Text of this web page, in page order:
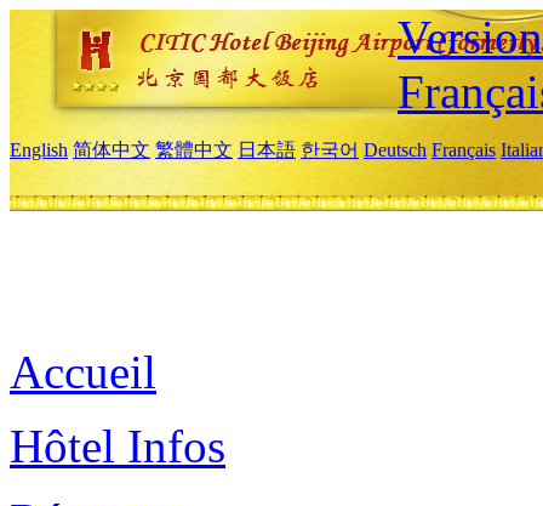
English 简体中文 繁體中文 日本語 한국어 Deutsch Français
Accueil
Hôtel Infos